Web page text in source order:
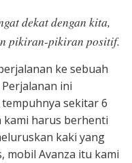
dekat dengan kita,
pikiran-pikiran positif.
ke sebuah
ini
sekitar 6
kami harus berhenti
kaki yang
mobil Avanza itu kami